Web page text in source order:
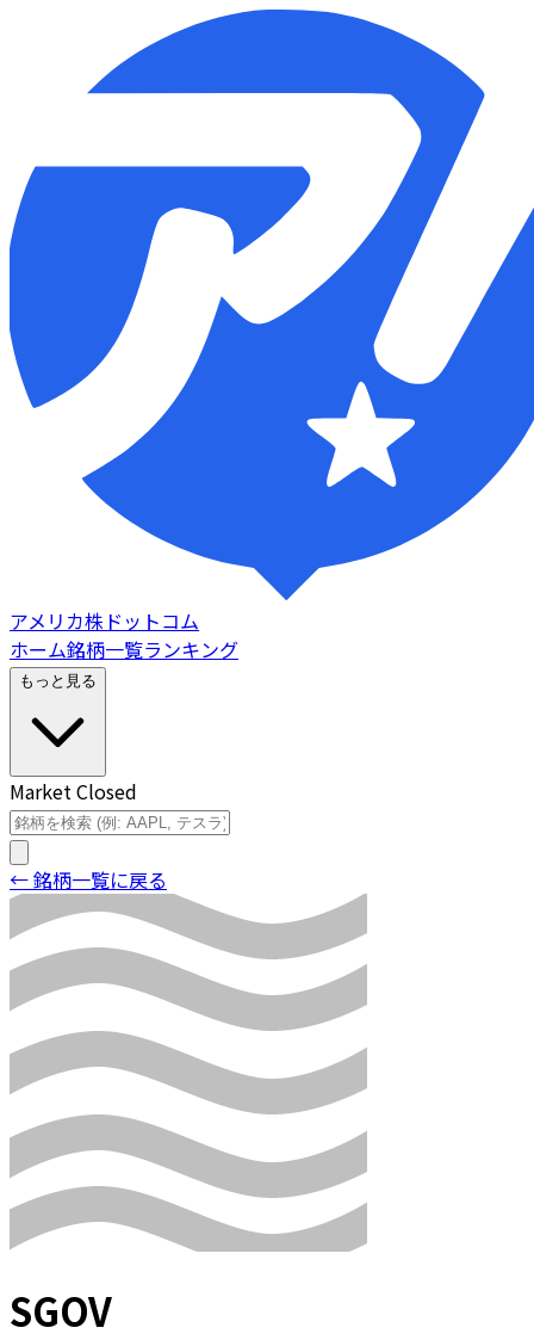
アメリカ株ドットコム
ホーム銘柄一覧ランキング
もっと見る
Market Closed
← 銘柄一覧に戻る
SGOV